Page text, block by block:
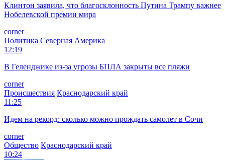
Клинтон заявила, что благосклонность Путина Трампу важнее
Нобелевской премии мира
corner
Политика Северная Америка
12:19
В Геленджике из-за угрозы БПЛА закрыты все пляжи
corner
Происшествия Краснодарский край
11:25
Идем на рекорд: сколько можно прождать самолет в Сочи
corner
Общество Краснодарский край
10:24